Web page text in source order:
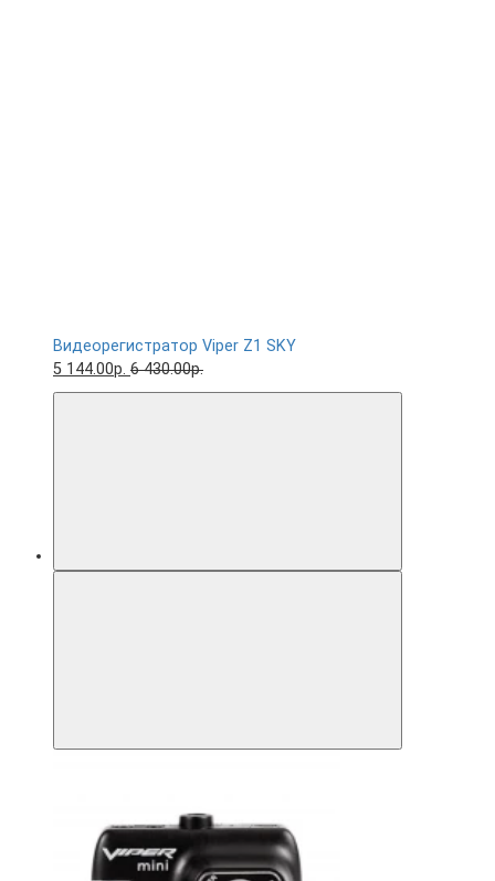
Видеорегистратор Viper Z1 SKY
5 144.00р. 6 430.00р.